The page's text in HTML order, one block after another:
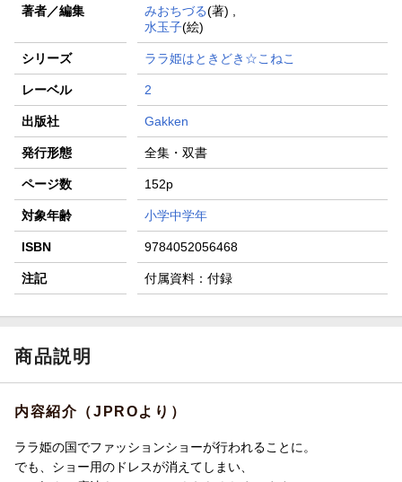
著者／編集 みおちづる(著) ,
水玉子(絵)
シリーズ ララ姫はときどき☆こねこ
レーベル 2
出版社 Gakken
発行形態 全集・双書
ページ数 152p
対象年齢 小学中学年
ISBN 9784052056468
注記 付属資料：付録
商品説明
内容紹介（JPROより）
ララ姫の国でファッションショーが行われることに。
でも、ショー用のドレスが消えてしまい、